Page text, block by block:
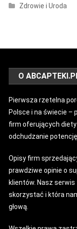
Zdrowie i Uroda
O
Pierwsza rzetelna
Polsce i na świecie –
firm oferujących
odchudzanie
Opisy firm
prawdziwe opinie o
klientów. Nasz
skorzystać i która
głową.